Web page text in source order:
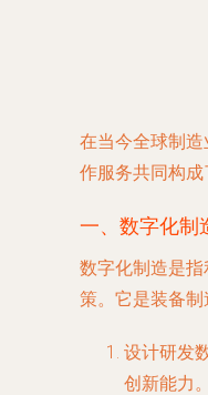
在当今全球制
作服务共同构
一、数字化制
数字化制造是
策。它是装备制
设计研发
创新能力。